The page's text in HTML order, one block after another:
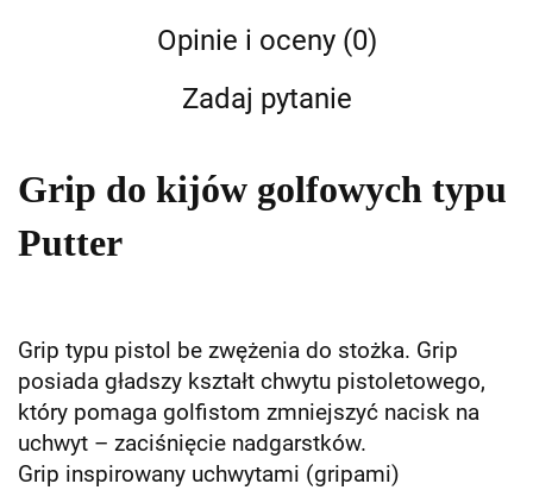
Opinie i oceny (0)
Zadaj pytanie
Grip do kijów golfowych typu
Putter
Grip typu pistol be zwężenia do stożka. Grip
posiada gładszy kształt chwytu pistoletowego,
który pomaga golfistom zmniejszyć nacisk na
uchwyt – zaciśnięcie nadgarstków.
Grip inspirowany uchwytami (gripami)